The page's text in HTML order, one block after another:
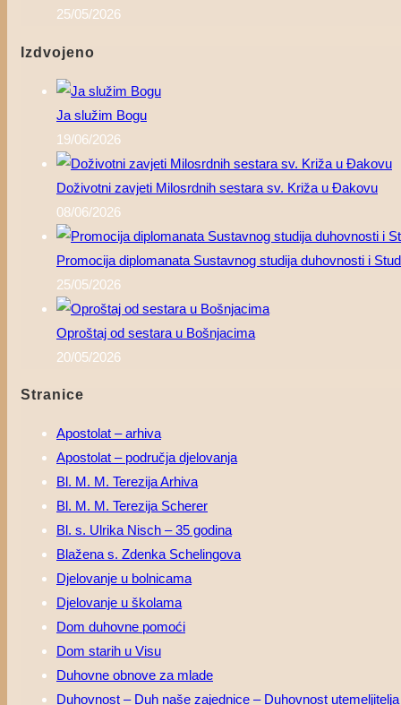
25/05/2026
Izdvojeno
Ja služim Bogu
19/06/2026
Doživotni zavjeti Milosrdnih sestara sv. Križa u Đakovu
08/06/2026
Promocija diplomanata Sustavnog studija duhovnosti i
25/05/2026
Oproštaj od sestara u Bošnjacima
20/05/2026
Stranice
Apostolat – arhiva
Apostolat – područja djelovanja
Bl. M. M. Terezija Arhiva
Bl. M. M. Terezija Scherer
Bl. s. Ulrika Nisch – 35 godina
Blažena s. Zdenka Schelingova
Djelovanje u bolnicama
Djelovanje u školama
Dom duhovne pomoći
Dom starih u Visu
Duhovne obnove za mlade
Duhovnost – Duh naše zajednice – Duhovnost